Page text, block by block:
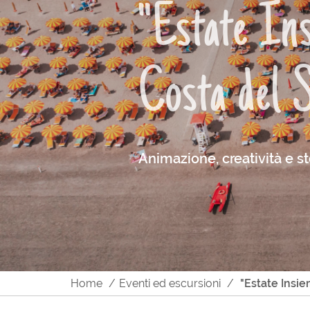
"Estate
Costa del
Animazione, creatività e
Home Eventi ed escursioni "Estate